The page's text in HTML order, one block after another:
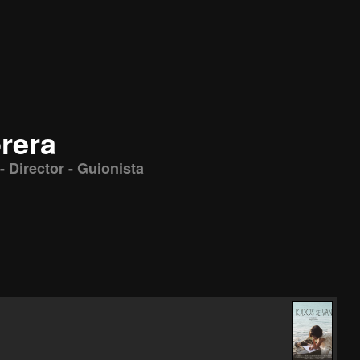
Director - Guionista